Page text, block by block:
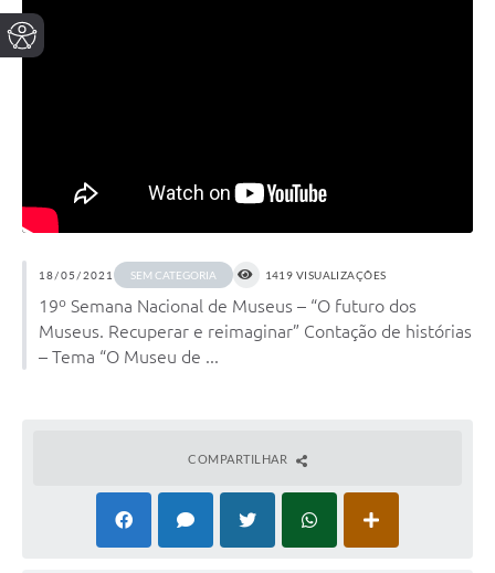
18/05/2021 SEM CATEGORIA 1419 VISUALIZAÇÕES
19º Semana Nacional de Museus – “O futuro dos
Museus. Recuperar e reimaginar” Contação de histórias
– Tema “O Museu de ...
COMPARTILHAR